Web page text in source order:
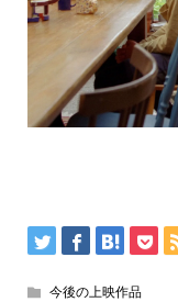
今後の上映作品